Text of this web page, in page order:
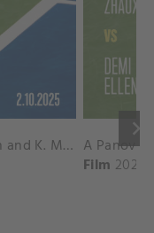
keyboard_arrow_right
A. Krunic and A. Danilina vs. P. Hon and K. Muchova Match Highlights - BEIJING_Capital Group Diamond ( October 02, 2025)
Film 2026